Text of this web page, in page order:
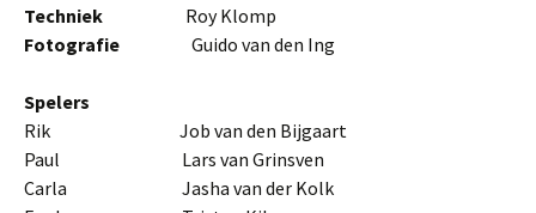
Techniek Roy Klomp
Fotografie Guido van den Ing
Spelers
Rik Job van den Bijgaart
Paul Lars van Grinsven
Carla Jasha van der Kolk